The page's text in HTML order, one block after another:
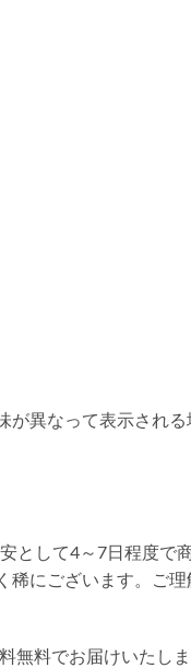
異なって表示され
して4～7日程度で
にございます。ご理
無料でお届けいたしま